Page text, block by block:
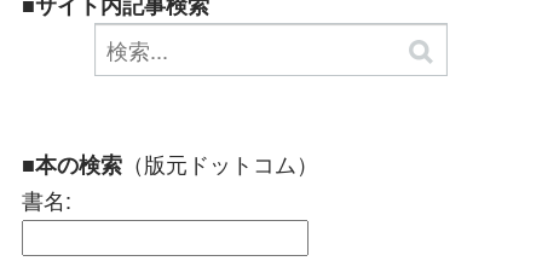
■本の検索 （版元ドットコム）
書名: